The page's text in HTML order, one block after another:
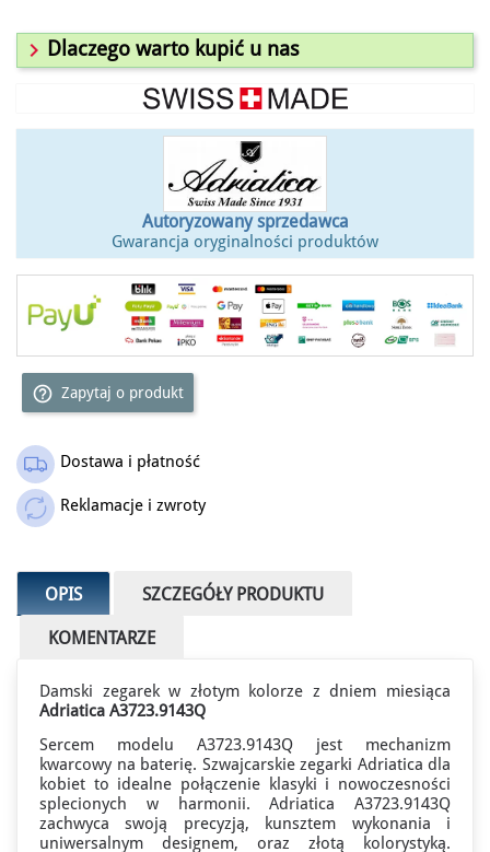
 Dlaczego warto kupić u nas
Autoryzowany sprzedawca
Gwarancja oryginalności produktów
help_outline Zapytaj o produkt
Dostawa i płatność
Reklamacje i zwroty
OPIS SZCZEGÓŁY PRODUKTU
KOMENTARZE
Damski zegarek w złotym kolorze z dniem miesiąca
Adriatica A3723.9143Q
Sercem modelu A3723.9143Q jest mechanizm
kwarcowy na baterię. Szwajcarskie zegarki Adriatica dla
kobiet to idealne połączenie klasyki i nowoczesności
splecionych w harmonii. Adriatica A3723.9143Q
zachwyca swoją precyzją, kunsztem wykonania i
uniwersalnym designem, oraz złotą kolorystyką.